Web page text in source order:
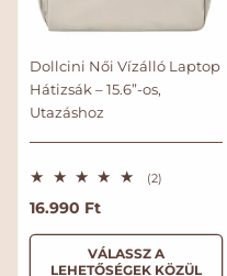
Dollcini Női Vízálló Laptop
Hátizsák – 15.6”-os,
Utazáshoz
(2)2
z
e
s
N
o
16.990 Ft
VÁLASSZ A
LEHETŐSÉGEK KÖZÜL